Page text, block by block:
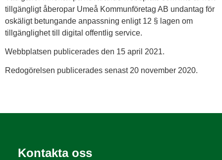
tillgängligt åberopar Umeå Kommunföretag AB undantag för
oskäligt betungande anpassning enligt 12 § lagen om
tillgänglighet till digital offentlig service.
Webbplatsen publicerades den 15 april 2021.
Redogörelsen publicerades senast 20 november 2020.
Kontakta oss